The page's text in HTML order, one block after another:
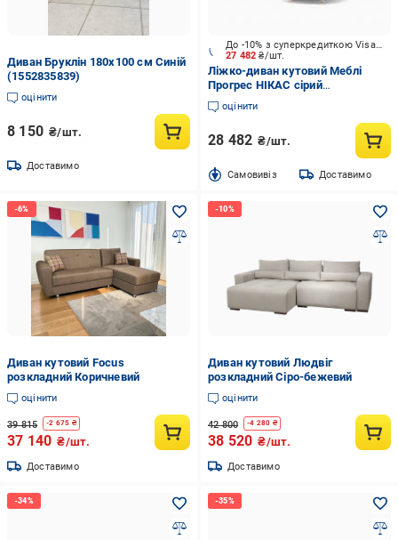
Диван Бруклін 180х100 см Синій
(1552835839)
оцінити
8 150 ₴/шт.
Доставимо
27 482₴/шт.
До -10% з суперкредиткою Visa Вигода
Ліжко-диван кутовий Меблі
Прогрес НІКАС сірий
2270x1560x875 мм
оцінити
28 482 ₴/шт.
Cамовивіз Доставимо
Диван кутовий Focus
розкладний Коричневий
оцінити
39 815 -2 675 ₴
37 140 ₴/шт.
Доставимо
Диван кутовий Людвіг
розкладний Сіро-бежевий
оцінити
42 800 -4 280 ₴
38 520 ₴/шт.
Доставимо